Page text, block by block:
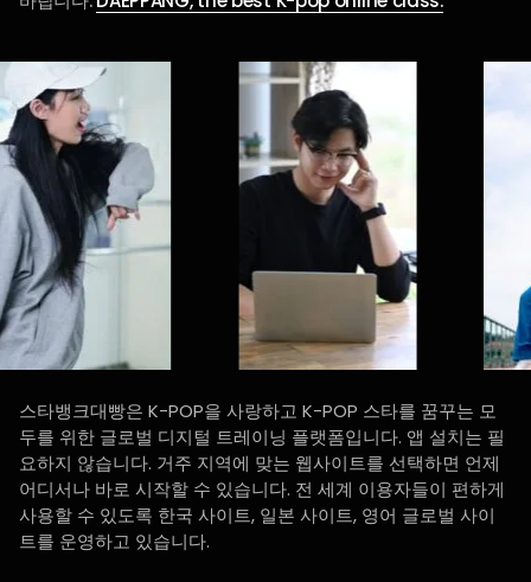
스타뱅크대빵은 K-POP을 사랑하고 K-POP 스타를 꿈꾸는 모
두를 위한 글로벌 디지털 트레이닝 플랫폼입니다. 앱 설치는 필
요하지 않습니다. 거주 지역에 맞는 웹사이트를 선택하면 언제
어디서나 바로 시작할 수 있습니다. 전 세계 이용자들이 편하게
사용할 수 있도록 한국 사이트, 일본 사이트, 영어 글로벌 사이
트를 운영하고 있습니다.